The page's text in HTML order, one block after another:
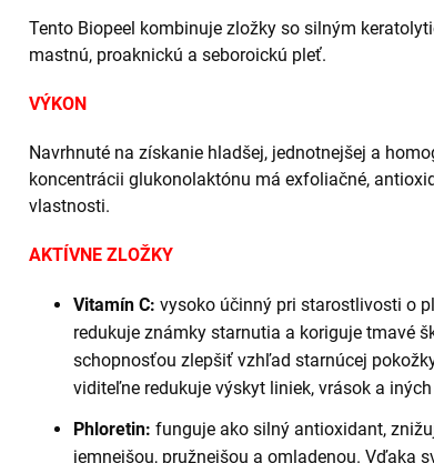
Tento Biopeel kombinuje zložky so silným
mastnú, proaknickú a seboroickú pleť.
VÝKON
Navrhnuté na získanie hladšej, jednotnejšej a
koncentrácii glukonolaktónu má exfoliačné,
vlastnosti.
AKTÍVNE ZLOŽKY
Vitamín C: vysoko účinný pri starostlivosti o
redukuje známky starnutia a koriguje tmavé
schopnosťou zlepšiť vzhľad starnúcej
viditeľne redukuje výskyt liniek, vrások a
Phloretin: funguje ako silný antioxidant,
jemnejšou, pružnejšou a omladenou. Vďaka